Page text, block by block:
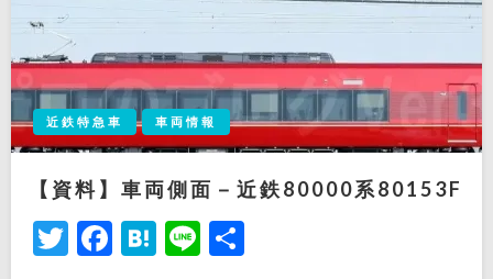
近鉄特急車 車両情報
【資料】車両側面－近鉄80000系80153F
Twitter
Facebook
Hatena
Line